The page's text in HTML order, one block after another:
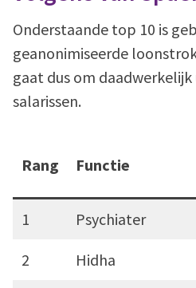
Onderstaande top 10 is
geanonimiseerde
gaat dus om
salarissen.
Rang Functie
1 Psychiater
2 Hidha